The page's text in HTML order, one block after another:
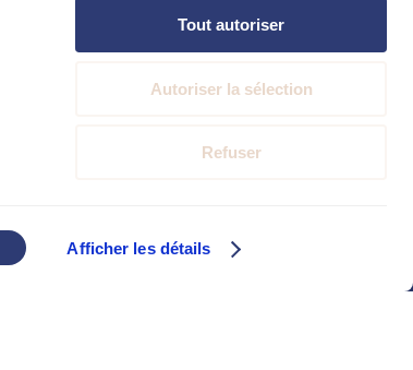
Afficher les détails
Tout autoriser
Autoriser la sélection
Refuser